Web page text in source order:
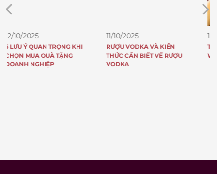
11/10/2025
RƯỢU VODKA VÀ KIẾN
THỨC CẦN BIẾT VỀ RƯỢU
VODKA
11/10/2025
TOP 5 CHAI RƯỢU JOHNNIE
WALKER ĐẠT GIẢI QUỐC TẾ